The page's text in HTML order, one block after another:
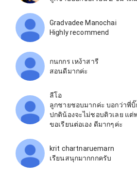
Gradvadee Manochai
Highly recommend
กนกกร เหง้าสารี
สอนดีมากค่ะ
ลีโอ
ลูกชายชอบมากค่ะ บอกว่าพี่บิ๊
ปกติน้องจะไม่ชอบติวเลย แต่
ขอเรียนต่อเอง ดีมากๆค่ะ
krit chartnaruemarn
เรียนสนุกมากกกครับ